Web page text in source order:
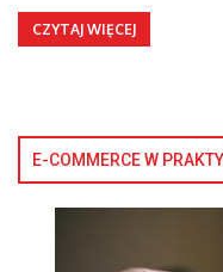
CZYTAJ WIĘCEJ
E-COMMERCE W